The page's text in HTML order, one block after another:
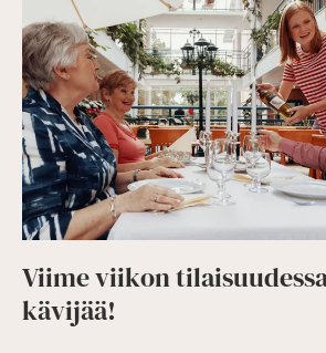
Viime viikon
kävijää!